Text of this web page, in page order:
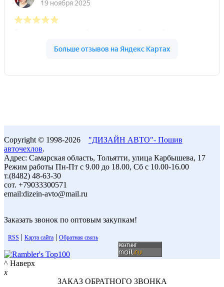
Copyright © 1998-2026 "ДИЗАЙН АВТО"- Пошив
авточехлов.
Адрес: Самарская область, Тольятти, улица Карбышева, 17
Режим работы Пн-Пт с 9.00 до 18.00, Сб с 10.00-16.00
т.(8482) 48-63-30
сот. +79033300571
email:dizein-avto@mail.ru
Заказать звонок по оптовым закупкам!
RSS | Карта сайта | Обратная связь
^ Наверх
x
ЗАКАЗ ОБРАТНОГО ЗВОНКА